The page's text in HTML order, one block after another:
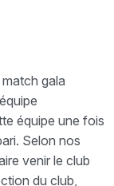
gala
équipe une fois
Selon nos
venir le club
du club,